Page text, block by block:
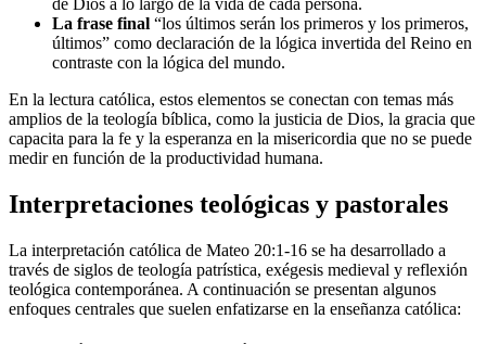
de Dios a lo largo de la vida de cada persona.
La frase final “los últimos serán los primeros y los primeros,
últimos” como declaración de la lógica invertida del Reino en
contraste con la lógica del mundo.
En la lectura católica, estos elementos se conectan con temas más
amplios de la teología bíblica, como la justicia de Dios, la gracia que
capacita para la fe y la esperanza en la misericordia que no se puede
medir en función de la productividad humana.
Interpretaciones teológicas y pastorales
La interpretación católica de Mateo 20:1-16 se ha desarrollado a
través de siglos de teología patrística, exégesis medieval y reflexión
teológica contemporánea. A continuación se presentan algunos
enfoques centrales que suelen enfatizarse en la enseñanza católica: